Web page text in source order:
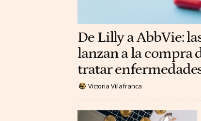
De Lilly a AbbVie:
lanzan a la compra
tratar
Victoria Villafranca